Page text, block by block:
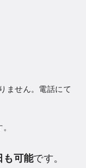
ません。電話にて
も可能です。